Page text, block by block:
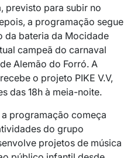
previsto para subir no
a programação segue
da bateria da Mocidade
campeã do carnaval
Alemão do Forró. A
o projeto PIKE V.V,
das 18h à meia-noite.
programação começa
do grupo
projetos de música